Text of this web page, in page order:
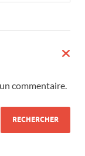
commentaire.